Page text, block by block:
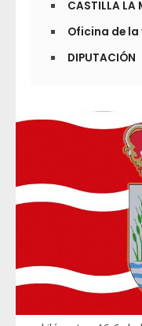
CASTILLA LA
Oficina de la
DIPUTACIÓN